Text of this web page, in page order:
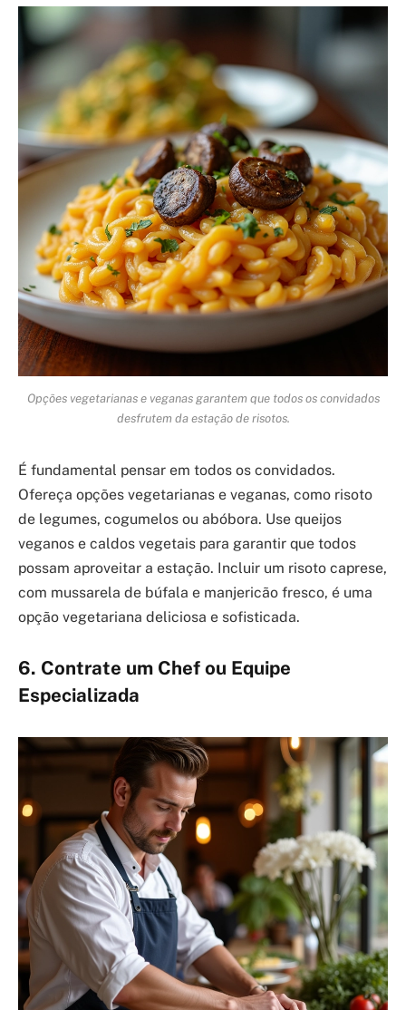
Opções vegetarianas e veganas garantem que todos os convidados
desfrutem da estação de risotos.
É fundamental pensar em todos os convidados.
Ofereça opções vegetarianas e veganas, como risoto
de legumes, cogumelos ou abóbora. Use queijos
veganos e caldos vegetais para garantir que todos
possam aproveitar a estação. Incluir um risoto caprese,
com mussarela de búfala e manjericão fresco, é uma
opção vegetariana deliciosa e sofisticada.
6. Contrate um Chef ou Equipe
Especializada